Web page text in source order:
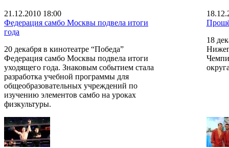
21.12.2010 18:00
Федерация самбо Москвы подвела итоги
года
20 декабря в кинотеатре “Победа”
Федерация самбо Москвы подвела итоги
уходящего года. Знаковым событием стала
разработка учебной программы для
общеобразовательных учреждений по
изучению элементов самбо на уроках
физкультуры.
18